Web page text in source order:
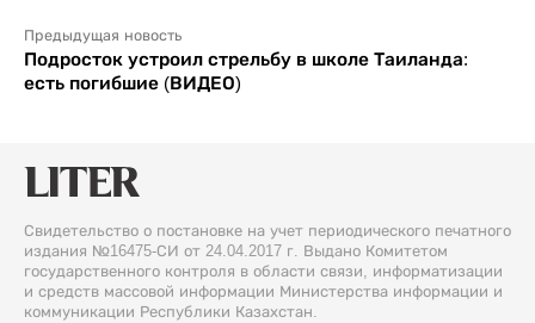
Предыдущая новость
Подросток устроил стрельбу в школе Таиланда:
есть погибшие (ВИДЕО)
Свидетельство о постановке на учет периодического печатного
издания №16475-СИ от 24.04.2017 г. Выдано Комитетом
государственного контроля в области связи, информатизации
и средств массовой информации Министерства информации и
коммуникации Республики Казахстан.